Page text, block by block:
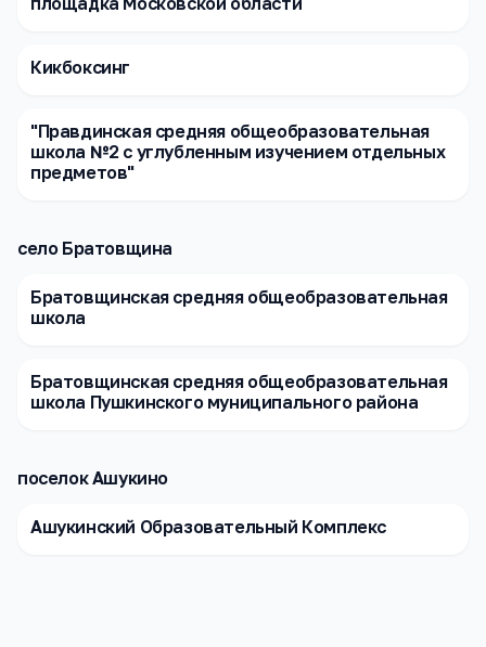
Кикбоксинг
"Правдинская средняя общеобразовательная
школа №2 с углубленным изучением отдельных
предметов"
село Братовщина
Братовщинская средняя общеобразовательная
школа
Братовщинская средняя общеобразовательная
школа Пушкинского муниципального района
поселок Ашукино
Ашукинский Образовательный Комплекс